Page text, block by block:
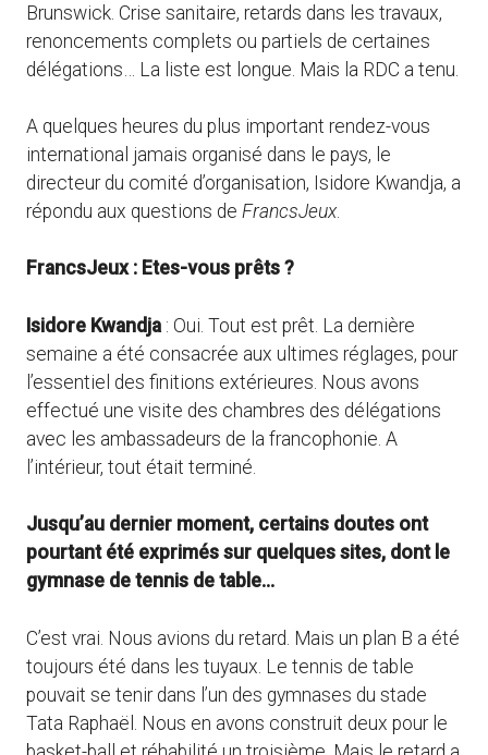
Brunswick. Crise sanitaire, retards dans les travaux,
renoncements complets ou partiels de certaines
délégations… La liste est longue. Mais la RDC a tenu.
A quelques heures du plus important rendez-vous
international jamais organisé dans le pays, le
directeur du comité d’organisation, Isidore Kwandja, a
répondu aux questions de FrancsJeux.
FrancsJeux : Etes-vous prêts ?
Isidore Kwandja : Oui. Tout est prêt. La dernière
semaine a été consacrée aux ultimes réglages, pour
l’essentiel des finitions extérieures. Nous avons
effectué une visite des chambres des délégations
avec les ambassadeurs de la francophonie. A
l’intérieur, tout était terminé.
Jusqu’au dernier moment, certains doutes ont
pourtant été exprimés sur quelques sites, dont le
gymnase de tennis de table…
C’est vrai. Nous avions du retard. Mais un plan B a été
toujours été dans les tuyaux. Le tennis de table
pouvait se tenir dans l’un des gymnases du stade
Tata Raphaël. Nous en avons construit deux pour le